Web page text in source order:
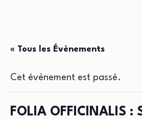
« Tous les Évènements
Cet évènement est passé.
FOLIA OFFICINALIS :